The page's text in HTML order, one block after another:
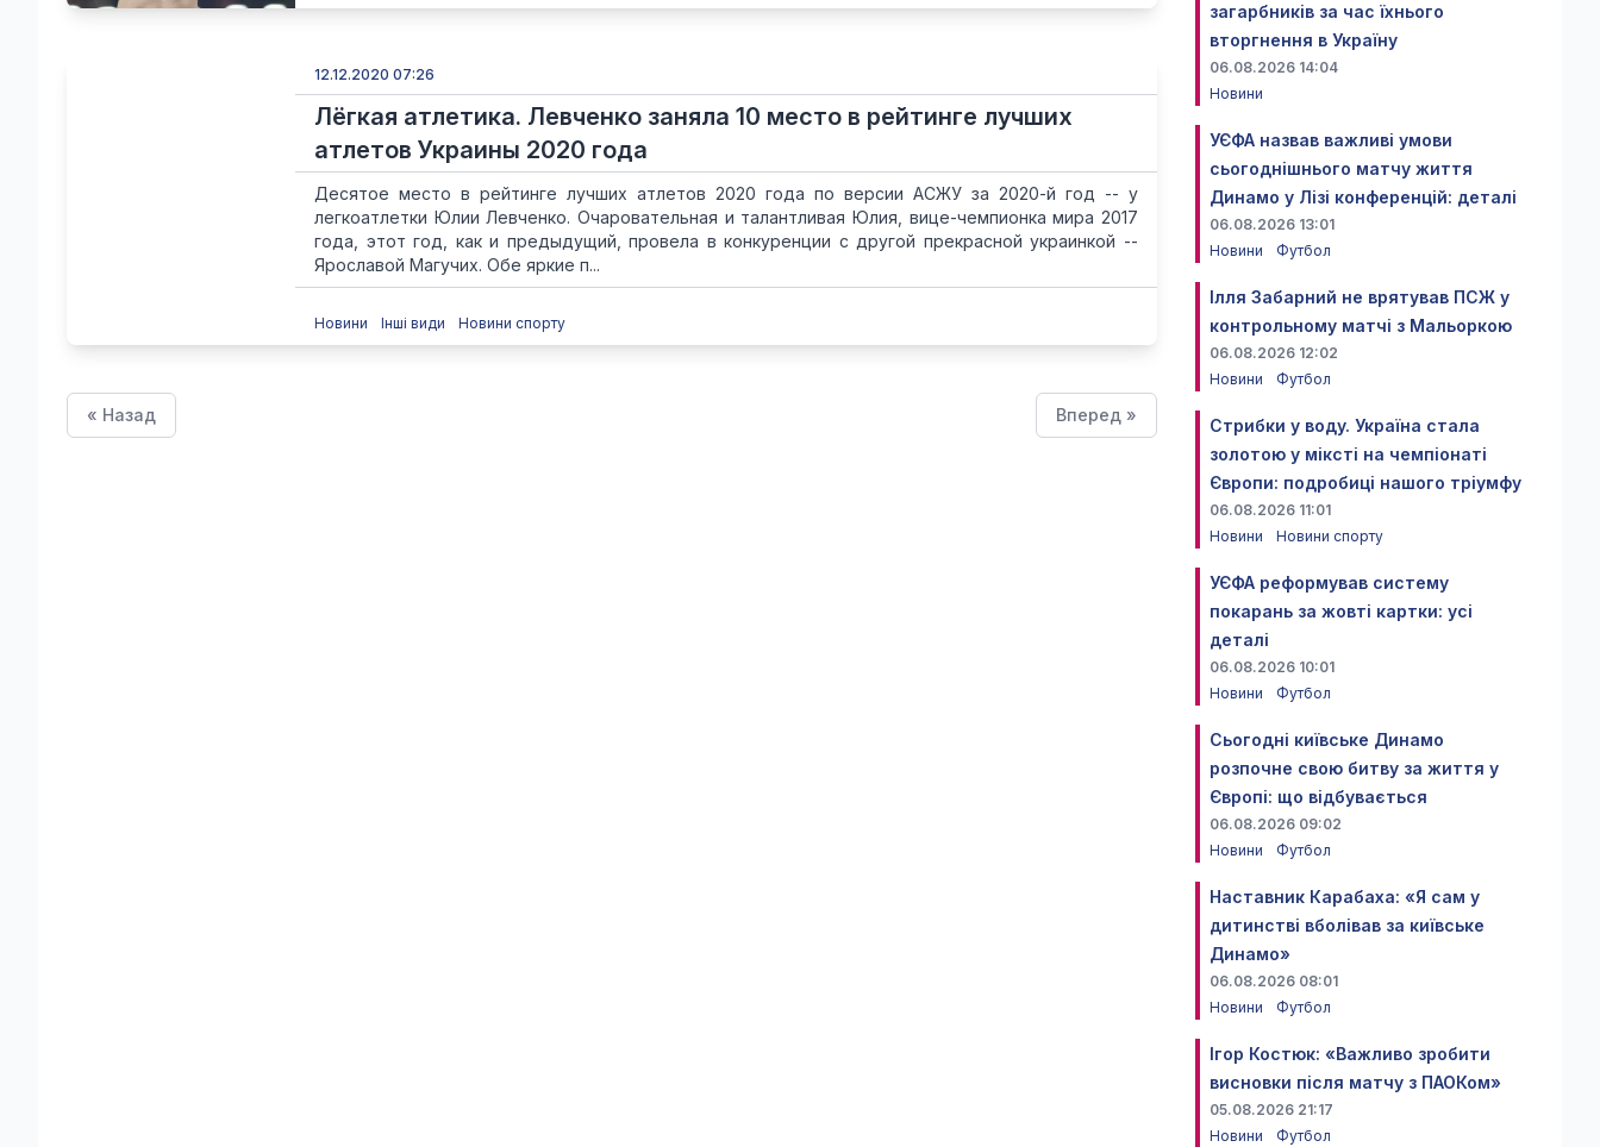
12.12.2020 07:26
Лёгкая атлетика. Левченко заняла 10 место в рейтинге лучших
атлетов Украины 2020 года
Десятое место в рейтинге лучших атлетов 2020 года по версии АСЖУ за 2020-й год -- у
легкоатлетки Юлии Левченко. Очаровательная и талантливая Юлия, вице-чемпионка мира 2017
года, этот год, как и предыдущий, провела в конкуренции с другой прекрасной украинкой --
Ярославой Магучих. Обе яркие п...
Новини Інші види Новини спорту
« Назад Вперед »
загарбників за час їхнього
вторгнення в Україну
06.08.2026 14:04
Новини
УЄФА назвав важливі умови
сьогоднішнього матчу життя
Динамо у Лізі конференцій: деталі
06.08.2026 13:01
Новини
Футбол
Ілля Забарний не врятував ПСЖ у
контрольному матчі з Мальоркою
06.08.2026 12:02
Новини
Футбол
Стрибки у воду. Україна стала
золотою у міксті на чемпіонаті
Європи: подробиці нашого тріумфу
06.08.2026 11:01
Новини
Новини спорту
УЄФА реформував систему
покарань за жовті картки: усі
деталі
06.08.2026 10:01
Новини
Футбол
Сьогодні київське Динамо
розпочне свою битву за життя у
Європі: що відбувається
06.08.2026 09:02
Новини
Футбол
Наставник Карабаха: «Я сам у
дитинстві вболівав за київське
Динамо»
06.08.2026 08:01
Новини
Футбол
Ігор Костюк: «Важливо зробити
висновки після матчу з ПАОКом»
05.08.2026 21:17
Новини
Футбол